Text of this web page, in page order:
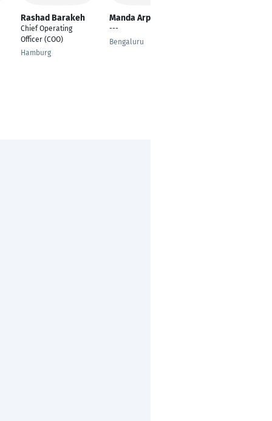
Rashad Barakeh
Chief Operating
Officer (COO)
Hamburg
Manda Arpitha
---
Bengaluru